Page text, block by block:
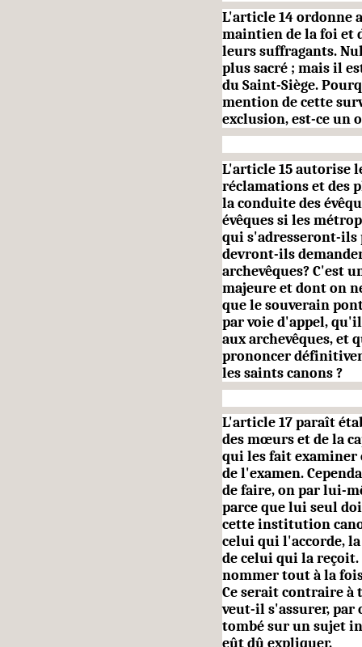
L'article 14 ordonne
maintien de la foi et
leurs suffragants.
plus sacré ; mais il
du Saint-Siège.
mention de cette
exclusion, est-ce un
L'article 15 autorise
réclama­tions et des
la conduite des
évêques si les
qui s'adresseront-
devront-ils
archevêques? C'est
majeure et dont on
que le souverain
par voie d'appel,
aux archevêques, et
prononcer
les saints canons ?
L'article 17 paraît
des mœurs et de la
qui les fait examiner
de l'examen.
de faire, on par lui-
parce que lui seul
cette institution
celui qui l'accorde, la
de celui qui la
nom­mer tout à la
Ce serait contraire à
veut-il s'assurer, par
tombé sur un sujet
eût dû expliquer.